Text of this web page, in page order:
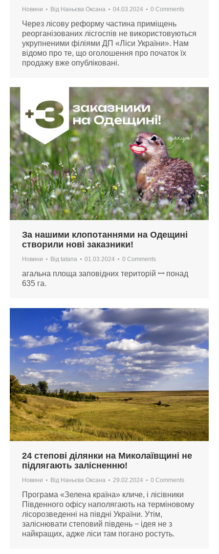
Новини Від Наньєва Оксана 04.03.2024 0 Comments
Через лісову реформу частина приміщень
реорганізованих лісгоспів не використовуються
укрупненими філіями ДП «Ліси України». Нам
відомо про те, що оголошення про початок їх
продажу вже опубліковані.
За нашими клопотаннями на Одещині
створили нові заказники!
Новини Від tatana 01.03.2024 0 Comments
агальна площа заповідних територій ꟷ понад
635 га.
24 степові ділянки на Миколаївщині не
підлягають залісненню!
Новини Від Наньєва Оксана 29.02.2024 0 Comments
Програма «Зелена країна» кличе, і лісівники
Південного офісу наполягають на терміновому
лісорозведенні на півдні України. Утім,
заліснювати степовий південь − ідея не з
найкращих, адже ліси там погано ростуть.